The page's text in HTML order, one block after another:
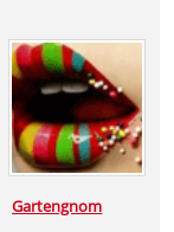
Gartengnom